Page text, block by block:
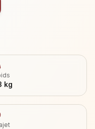
kg